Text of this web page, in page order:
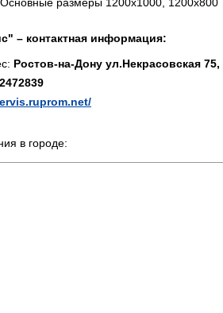
– контактная информация:
Ростов-на-Дону ул.Некрасовская
в городе: